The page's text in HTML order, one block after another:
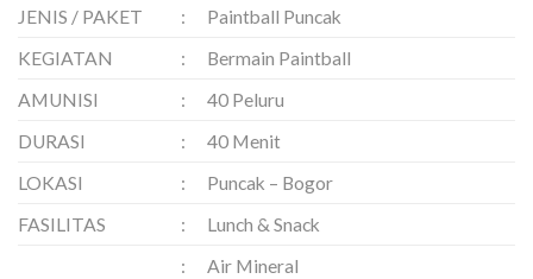
JENIS / PAKET
:
Paintball Puncak
KEGIATAN
:
Bermain Paintball
AMUNISI
:
40 Peluru
DURASI
:
40 Menit
LOKASI
:
Puncak – Bogor
FASILITAS
:
Lunch & Snack
:
Air Mineral